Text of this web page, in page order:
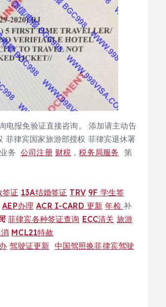
电报免验证直接咨询。 添加请主动告
菲律宾国家旅游部授权 菲律宾退休署
业务公司注册 财税 ，税务局服务 第
签证 13A结婚签证 TRV 9F 学生签
AEP办理 ACR I-CARD 更新 年检 补
菲律宾各种签证查询 ECC清关 旅游
MCL21特赦
驾驶证更新 中国驾照换菲律宾驾驶